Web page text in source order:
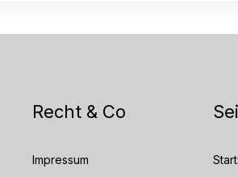
Recht & Co
Impressum